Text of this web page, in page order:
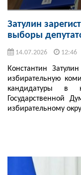
Затулин
выборы
14.07.2026 12:46
Константин
избирательную
кандидатуры в
Государственной
избирательному